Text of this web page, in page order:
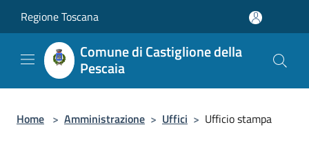
Regione Toscana
Comune di Castiglione della
Pescaia
Home > Amministrazione > Uffici > Ufficio stampa